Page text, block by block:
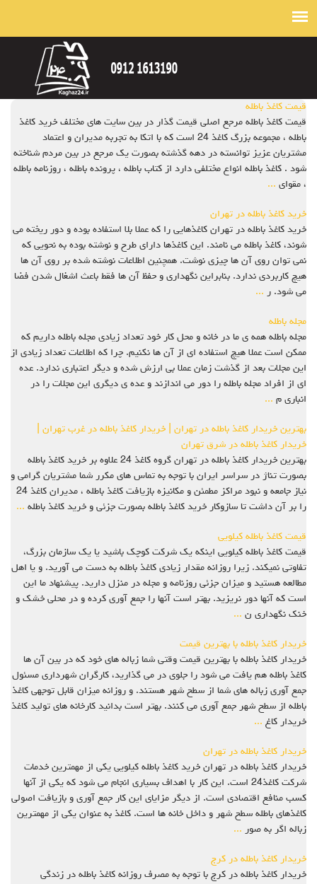
قیمت کاغذ باطله
قیمت کاغذ باطله مرجع اصلی قیمت گذار در بین سایت های مختلف خرید کاغذ
باطله ، مجموعه بزرگ کاغذ 24 است که با اتکا به تجربه مدیران و اعتماد
مشتریان عزیز توانسته در دهه گذشته بصورت یک مرجع در بین مردم شناخته
شود . کاغذ باطله انواع مختلفی دارد از کتاب باطله ، پرونده باطله ، روزنامه باطله
، مقوای ...
خرید کاغذ باطله در تهران
خرید کاغذ باطله در تهران کاغذهایی را که عملا بلا استفاده بوده و دور ریخته می
شوند، کاغذ باطله می نامند. این کاغذها دارای طرح و نوشته بوده به نحویی که
نمی توان روی آن ها چیزی نوشت. همچنین اطلاعات نوشته شده بر روی آن ها
هیچ کاربردی ندارد. بنابراین نگهداری و حفظ آن ها فقط باعث اشغال شدن فضا
می شود. ر ...
مجله باطله
مجله باطله همه ی ما در خانه و محل کار خود تعداد زیادی مجله باطله داریم که
ممکن است عملا هیچ استفاده ای از آن ها نکنیم. چرا که اطلاعات تعداد زیادی از
این مجلات بعد از گذشت زمان عملا بی ارزش شده و دیگر اعتباری ندارد. عده
ای از افراد مجله باطله را دور می اندازند و عده ی دیگری این مجلات را در
انباری م ...
بهترین خریدار کاغذ باطله در تهران | خریدار کاغذ باطله در غرب تهران |
خریدار کاغذ باطله در شرق تهران
بهترین خریدار کاغذ باطله در تهران گروه کاغذ 24 علاوه بر خرید کاغذ باطله
بصورت تناژ در سراسر ایران با توجه به تماس های مکرر شما مشتریان گرامی و
نیاز جامعه و نبود مراکز مطمئن و مکانیزه بازیافت کاغذ باطله ، مدیران کاغذ 24
را بر آن داشت تا سازوکار خرید کاغذ باطله بصورت جزئی و خرید کاغذ باطله ...
قیمت کاغذ باطله کیلویی
قیمت کاغذ باطله کیلویی اینکه یک شرکت کوچک باشید یا یک سازمان بزرگ،
تفاوتی نمیکند. زیرا روزانه مقدار زیادی کاغذ باطله به دست می آورید. و یا اهل
مطالعه هستید و میزان جزئی روزنامه و مجله در منزل دارید. پیشنهاد ما این
است که آنها دور نریزید. بهتر است آنها را جمع آوری کرده و در محلی خشک و
خنک نگهداری ن ...
خریدار کاغذ باطله با بهترین قیمت
خریدار کاغذ باطله با بهترین قیمت وقتی شما زباله های خود که در بین آن ها
کاغذ باطله هم یافت می شود را جلوی در می گذارید، کارگران شهرداری مسئول
جمع آوری زباله های شما از سطح شهر هستند. و روزانه میزان قابل توجهی کاغذ
باطله از سطح شهر جمع آوری می کنند. بهتر است بدانید کارخانه های تولید کاغذ
خریدار کاغ ...
خریدار کاغذ باطله در تهران
خریدار کاغذ باطله در تهران خرید کاغذ باطله کیلویی یکی از مهمترین خدمات
شرکت کاغذ24 است. این کار با اهداف بسیاری انجام می شود که یکی از آنها
کسب منافع اقتصادی است. از دیگر مزایای این کار جمع آوری و بازیافت اصولی
کاغذهای باطله سطح شهر و داخل خانه ها است. کاغذ به عنوان یکی از مهمترین
زباله اگر به صور ...
خریدار کاغذ باطله در کرج
خریدار کاغذ باطله در کرج با توجه به مصرف روزانه کاغذ باطله در زندگی